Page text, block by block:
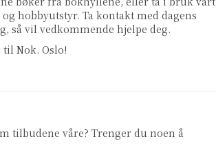
hobbyutstyr. Ta kontakt med dagens
så vil vedkommende hjelpe deg.
Nok. Oslo!
tilbudene våre? Trenger du noen å